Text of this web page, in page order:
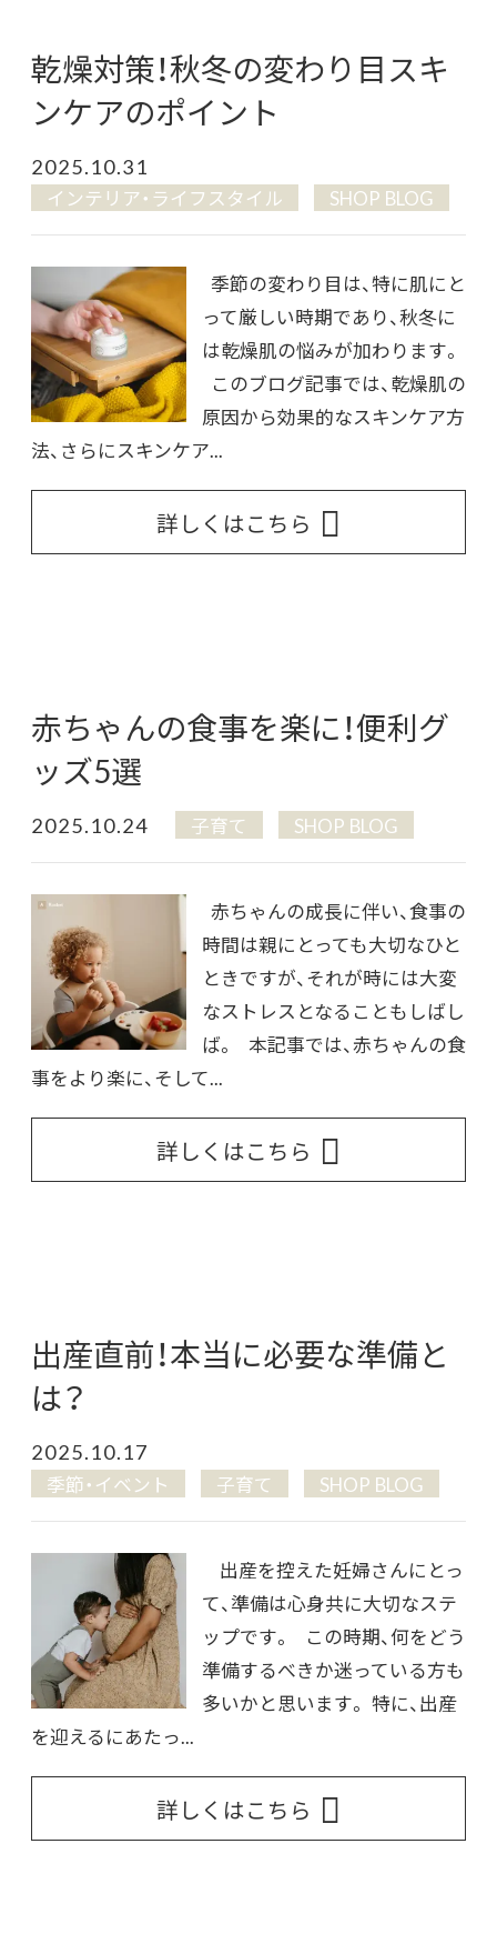
乾燥対策！秋冬の変わり目スキ
ンケアのポイント
2025.10.31
インテリア・ライフスタイル SHOP BLOG
季節の変わり目は、特に肌にと
って厳しい時期であり、秋冬に
は乾燥肌の悩みが加わります。
このブログ記事では、乾燥肌の
原因から効果的なスキンケア方
法、さらにスキンケア...
詳しくはこちら
赤ちゃんの食事を楽に！便利グ
ッズ5選
2025.10.24 子育て SHOP BLOG
赤ちゃんの成長に伴い、食事の
時間は親にとっても大切なひと
ときですが、それが時には大変
なストレスとなることもしばし
ば。 本記事では、赤ちゃんの食
事をより楽に、そして...
詳しくはこちら
出産直前！本当に必要な準備と
は？
2025.10.17
季節・イベント 子育て SHOP BLOG
出産を控えた妊婦さんにとっ
て、準備は心身共に大切なステ
ップです。 この時期、何をどう
準備するべきか迷っている方も
多いかと思います。 特に、出産
を迎えるにあたっ...
詳しくはこちら